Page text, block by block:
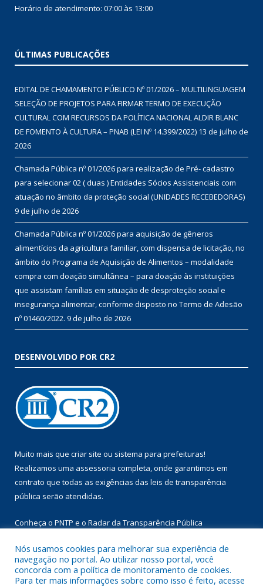
Horário de atendimento: 07:00 às 13:00
ÚLTIMAS PUBLICAÇÕES
EDITAL DE CHAMAMENTO PÚBLICO Nº 01/2026 – MULTILINGUAGEM
SELEÇÃO DE PROJETOS PARA FIRMAR TERMO DE EXECUÇÃO
CULTURAL COM RECURSOS DA POLÍTICA NACIONAL ALDIR BLANC
DE FOMENTO À CULTURA – PNAB (LEI Nº 14.399/2022) 13 de julho de
2026
Chamada Pública nº 01/2026 para realização de Pré- cadastro
para selecionar 02 ( duas ) Entidades Sócios Assistenciais com
atuação no âmbito da proteção social (UNIDADES RECEBEDORAS)
9 de julho de 2026
Chamada Pública nº 01/2026 para aquisição de gêneros
alimentícios da agricultura familiar, com dispensa de licitação, no
âmbito do Programa de Aquisição de Alimentos – modalidade
compra com doação simultânea – para doação às instituições
que assistam famílias em situação de desproteção social e
insegurança alimentar, conforme disposto no Termo de Adesão
nº 01460/2022. 9 de julho de 2026
DESENVOLVIDO POR CR2
Muito mais que criar site ou sistema para prefeituras!
Realizamos uma assessoria completa, onde garantimos em
contrato que todas as exigências das leis de transparência
pública serão atendidas.
Conheça o PNTP e o Radar da Transparência Pública
Nós usamos cookies para melhorar sua experiência de
navegação no portal. Ao utilizar nosso portal, você
concorda com a política de monitoramento de cookies.
Para ter mais informações sobre como isso é feito, acesse